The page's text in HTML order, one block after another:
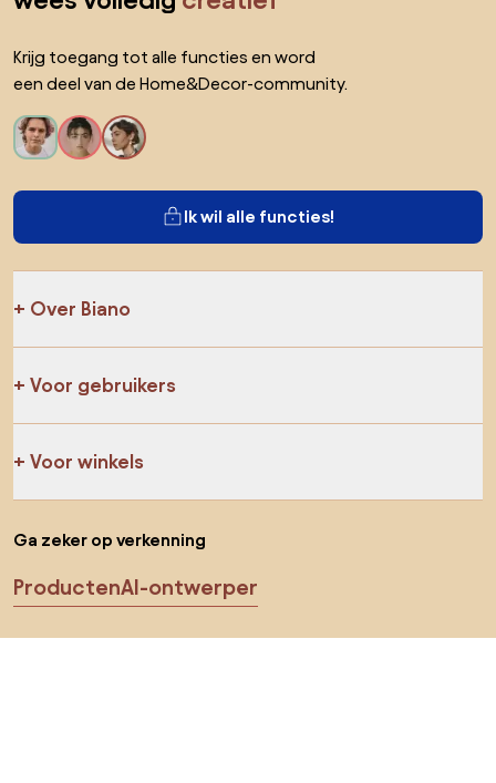
Krijg toegang tot alle functies en word
een deel van de Home&Decor-community.
Ik wil alle functies!
Over Biano
Voor gebruikers
Voor winkels
Ga zeker op verkenning
ProductenAI-ontwerper